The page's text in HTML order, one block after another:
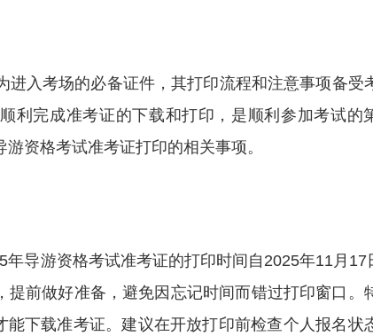
入考场的必备证件，其打印流程和注意事项备受
利完成准考证的下载和打印，是顺利参加考试的
资格考试准考证打印的相关事项。
导游资格考试准考证的打印时间自2025年11月17
前做好准备，避免因忘记时间而错过打印窗口。
下载准考证。建议在开放打印前检查个人报名状